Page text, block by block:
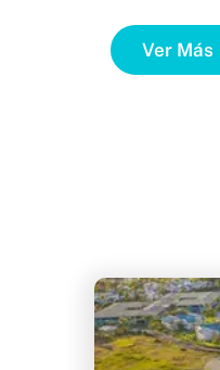
Ver Más